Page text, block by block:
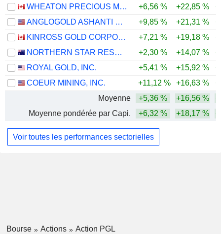
WHEATON PRECIOUS METALS CORP.
+6,56 % +22,85 %
ANGLOGOLD ASHANTI PLC
+9,85 % +21,31 %
KINROSS GOLD CORPORATION
+7,21 % +19,18 %
NORTHERN STAR RESOURCES LIMITED
+2,30 % +14,07 %
ROYAL GOLD, INC.
+5,41 % +15,92 %
COEUR MINING, INC.
+11,12 % +16,63 %
Moyenne
+5,36 % +16,56 %
Moyenne pondérée par Capi.
+6,32 % +18,17 %
Voir toutes les performances sectorielles
Bourse Actions Action PGL